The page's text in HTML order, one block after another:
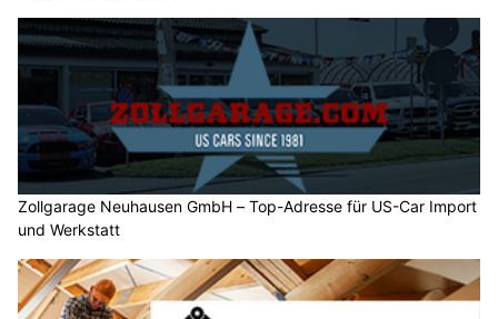
Zollgarage Neuhausen GmbH – Top-Adresse für US-Car Import
und Werkstatt